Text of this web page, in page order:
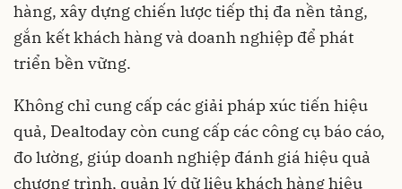
hàng, xây dựng chiến lược tiếp thị đa nền tảng,
gắn kết khách hàng và doanh nghiệp để phát
triển bền vững.
Không chỉ cung cấp các giải pháp xúc tiến hiệu
quả, Dealtoday còn cung cấp các công cụ báo cáo,
đo lường, giúp doanh nghiệp đánh giá hiệu quả
chương trình, quản lý dữ liệu khách hàng hiệu